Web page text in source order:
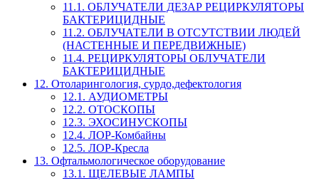
11.1. ОБЛУЧАТЕЛИ ДЕЗАР РЕЦИРКУЛЯТОРЫ
БАКТЕРИЦИДНЫЕ
11.2. ОБЛУЧАТЕЛИ В ОТСУТСТВИИ ЛЮДЕЙ
(НАСТЕННЫЕ И ПЕРЕДВИЖНЫЕ)
11.4. РЕЦИРКУЛЯТОРЫ ОБЛУЧАТЕЛИ
БАКТЕРИЦИДНЫЕ
12. Отоларингология, сурдо,дефектология
12.1. АУДИОМЕТРЫ
12.2. ОТОСКОПЫ
12.3. ЭХОСИНУСКОПЫ
12.4. ЛОР-Комбайны
12.5. ЛОР-Кресла
13. Офтальмологическое оборудование
13.1. ЩЕЛЕВЫЕ ЛАМПЫ